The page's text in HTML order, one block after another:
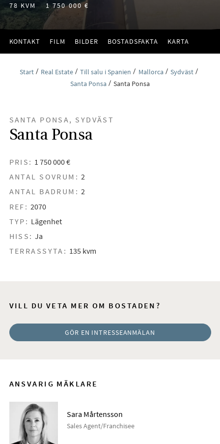
78 KVM 1 750 000 €
KONTAKT FILM BILDER BOSTADSFAKTA KARTA
Start Real Estate Till salu i Spanien Mallorca
Sydväst
Santa Ponsa
Santa Ponsa
SANTA PONSA, SYDVÄST
Santa Ponsa
PRIS: 1 750 000 €
ANTAL SOVRUM: 2
ANTAL BADRUM: 2
REF: 2070
TYP: Lägenhet
HISS: Ja
TERRASSYTA: 135 kvm
VILL DU VETA MER OM BOSTADEN?
GÖR EN INTRESSEANMÄLAN
ANSVARIG MÄKLARE
Sara Mårtensson
Sales Agent/Franchisee